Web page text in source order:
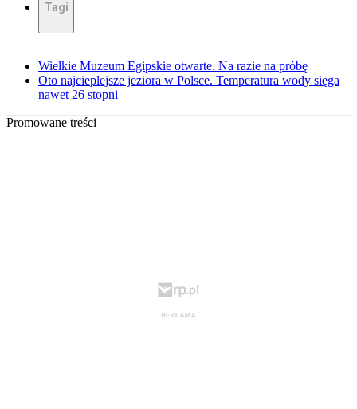
Tagi
Wielkie Muzeum Egipskie otwarte. Na razie na próbę
Oto najcieplejsze jeziora w Polsce. Temperatura wody sięga
nawet 26 stopni
Promowane treści